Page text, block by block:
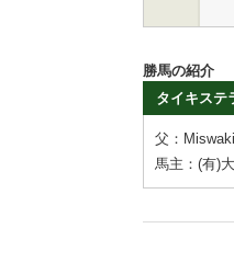
勝馬の紹介
タイキステ
父：Miswaki
馬主：(有)